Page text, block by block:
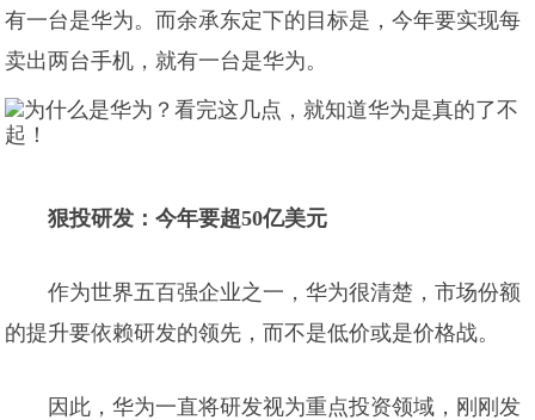
有一台是华为。而余承东定下的目标是，今年要实现每
卖出两台手机，就有一台是华为。
狠投研发：今年要超50亿美元
作为世界五百强企业之一，华为很清楚，市场份额
的提升要依赖研发的领先，而不是低价或是价格战。
因此，华为一直将研发视为重点投资领域，刚刚发